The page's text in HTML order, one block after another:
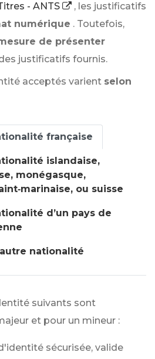
- ANTS
, les justificatifs
numérique . Toutefois,
de présenter
justificatifs fournis.
acceptés varient selon
française
islandaise,
monégasque,
ou suisse
d’un pays de
nationalité
suivants sont
et pour un mineur :
sécurisée, valide